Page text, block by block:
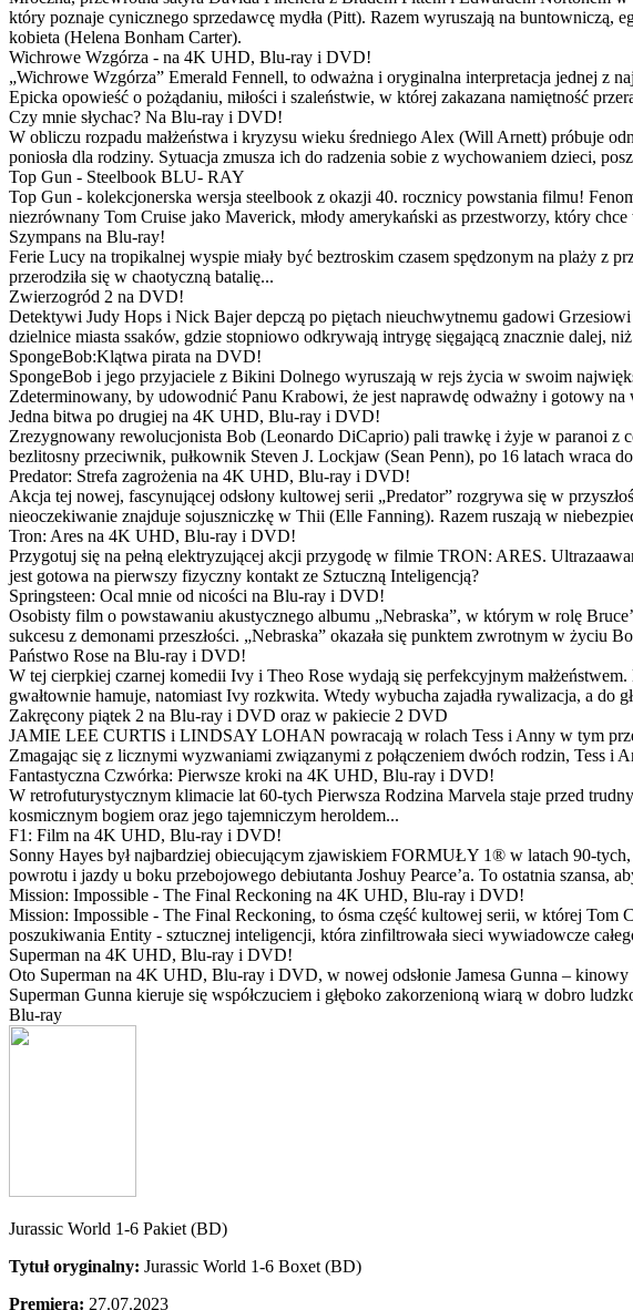
który poznaje cynicznego sprzedawcę mydła (Pitt). Razem wyruszają na
kobieta (Helena Bonham Carter).
Wichrowe Wzgórza - na 4K UHD, Blu-ray i DVD!
„Wichrowe Wzgórza” Emerald Fennell, to odważna i oryginalna interpretacja jednej z
Epicka opowieść o pożądaniu, miłości i szaleństwie, w której zakazana namiętność
Czy mnie słychac? Na Blu-ray i DVD!
W obliczu rozpadu małżeństwa i kryzysu wieku średniego Alex (Will Arnett) próbuje
poniosła dla rodziny. Sytuacja zmusza ich do radzenia sobie z wychowaniem dzieci,
Top Gun - Steelbook BLU- RAY
Top Gun - kolekcjonerska wersja steelbook z okazji 40. rocznicy powstania filmu!
niezrównany Tom Cruise jako Maverick, młody amerykański as przestworzy, który
Szympans na Blu-ray!
Ferie Lucy na tropikalnej wyspie miały być beztroskim czasem spędzonym na plaży z
przerodziła się w chaotyczną batalię...
Zwierzogród 2 na DVD!
Detektywi Judy Hops i Nick Bajer depczą po piętach nieuchwytnemu gadowi
dzielnice miasta ssaków, gdzie stopniowo odkrywają intrygę sięgającą znacznie dalej,
SpongeBob:Klątwa pirata na DVD!
SpongeBob i jego przyjaciele z Bikini Dolnego wyruszają w rejs życia w swoim
Zdeterminowany, by udowodnić Panu Krabowi, że jest naprawdę odważny i gotowy
Jedna bitwa po drugiej na 4K UHD, Blu-ray i DVD!
Zrezygnowany rewolucjonista Bob (Leonardo DiCaprio) pali trawkę i żyje w paranoi z
bezlitosny przeciwnik, pułkownik Steven J. Lockjaw (Sean Penn), po 16 latach
Predator: Strefa zagrożenia na 4K UHD, Blu-ray i DVD!
Akcja tej nowej, fascynującej odsłony kultowej serii „Predator” rozgrywa się w
nieoczekiwanie znajduje sojuszniczkę w Thii (Elle Fanning). Razem ruszają w
Tron: Ares na 4K UHD, Blu-ray i DVD!
Przygotuj się na pełną elektryzującej akcji przygodę w filmie TRON: ARES.
jest gotowa na pierwszy fizyczny kontakt ze Sztuczną Inteligencją?
Springsteen: Ocal mnie od nicości na Blu-ray i DVD!
Osobisty film o powstawaniu akustycznego albumu „Nebraska”, w którym w rolę
sukcesu z demonami przeszłości. „Nebraska” okazała się punktem zwrotnym w życiu
Państwo Rose na Blu-ray i DVD!
W tej cierpkiej czarnej komedii Ivy i Theo Rose wydają się perfekcyjnym
gwałtownie hamuje, natomiast Ivy rozkwita. Wtedy wybucha zajadła rywalizacja, a do
Zakręcony piątek 2 na Blu-ray i DVD oraz w pakiecie 2 DVD
JAMIE LEE CURTIS i LINDSAY LOHAN powracają w rolach Tess i Anny w tym
Zmagając się z licznymi wyzwaniami związanymi z połączeniem dwóch rodzin, Tess i
Fantastyczna Czwórka: Pierwsze kroki na 4K UHD, Blu-ray i DVD!
W retrofuturystycznym klimacie lat 60-tych Pierwsza Rodzina Marvela staje przed
kosmicznym bogiem oraz jego tajemniczym heroldem...
F1: Film na 4K UHD, Blu-ray i DVD!
Sonny Hayes był najbardziej obiecującym zjawiskiem FORMUŁY 1® w latach 90-
powrotu i jazdy u boku przebojowego debiutanta Joshuy Pearce’a. To ostatnia szansa,
Mission: Impossible - The Final Reckoning na 4K UHD, Blu-ray i DVD!
Mission: Impossible - The Final Reckoning, to ósma część kultowej serii, w której Tom
poszukiwania Entity - sztucznej inteligencji, która zinfiltrowała sieci wywiadowcze
Superman na 4K UHD, Blu-ray i DVD!
Oto Superman na 4K UHD, Blu-ray i DVD, w nowej odsłonie Jamesa Gunna –
Superman Gunna kieruje się współczuciem i głęboko zakorzenioną wiarą w dobro
Blu-ray
Jurassic World 1-6 Pakiet (BD)
Tytuł oryginalny: Jurassic World 1-6 Boxet (BD)
Premiera: 27.07.2023